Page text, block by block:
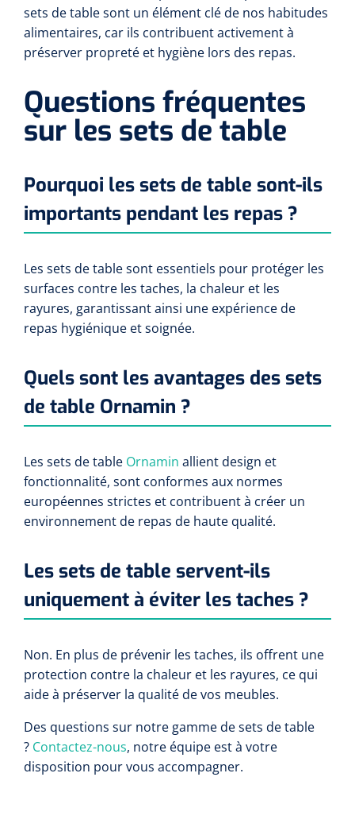
Matériel de transfert
Draps de transfert
Divers
Echographie
Accessoires Echographie
Laboratoire
Glucomètres
Tests de grossesse
Tests d'urine
Tests lactate/cholestérol
Tests INR
Réactifs
Sérologie
Parasitologie
Accessoires
Fonction pulmonaire
Wearables
Logiciel
Drainage lymphatique
Entraînement cognitif et visuel
Entraînement réalité virtuelle
Thérapie interactive
Matériels d'exercices
Exerciseurs de la main/épaule
Ballons d'exercice
Les Passerels et escaliers
Equilibre & coordination
Tabliers de protection
Distributeurs
Distributeurs de désodorisants
Distributeurs de savon
Distributeurs de papier
Distributeurs de gants
Nettoyage et désinfection de la peau
Savons & mousse
Toilette intime
Désinfection des mains
Soins des cheveux
Douche et bain
Poubelles
Aérosols désodorisant
Lève-personne actif
Lève-personne passif
Sangles
Sièges & coussins
Chaises gériatriques
Broyeurs
Accessoires
Appareils
Accessoires mortuaires
Instruments divers
Divers
Diapason
Aimant oculaire
Marteaux à reflex
Nettoyage & désinfection d'instruments
Poupinel (air chaud)
Autoclaves
Nettoyants pour instruments
Pansements hémorragiques
Matériel de suture
Agrafeuse & agrafes
Colle tissulaire
Bandes cohésives
Bandes compressives
Bandes velpeau
Pansements auto-adhésifs
Bandages tubulaires
Bandes élastiques de fixation
Sets de bandage
Champs opératoires
Jeu de sondes
Sets de suture & d'ablation
Kits d'instruments
Champs stériles
sets de table sont un élément clé de nos habitudes
alimentaires, car ils contribuent activement à
préserver propreté et hygiène lors des repas.
Questions fréquentes
sur les sets de table
Pourquoi les sets de table sont-ils
importants pendant les repas ?
Les sets de table sont essentiels pour protéger les
surfaces contre les taches, la chaleur et les
rayures, garantissant ainsi une expérience de
repas hygiénique et soignée.
Quels sont les avantages des sets
de table Ornamin ?
Les sets de table Ornamin allient design et
fonctionnalité, sont conformes aux normes
européennes strictes et contribuent à créer un
environnement de repas de haute qualité.
Les sets de table servent-ils
uniquement à éviter les taches ?
Non. En plus de prévenir les taches, ils offrent une
protection contre la chaleur et les rayures, ce qui
aide à préserver la qualité de vos meubles.
Des questions sur notre gamme de sets de table
? Contactez-nous, notre équipe est à votre
disposition pour vous accompagner.